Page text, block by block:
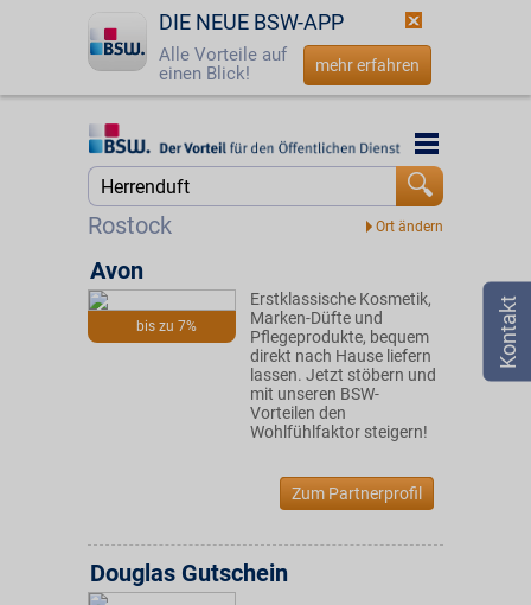
DIE NEUE BSW-APP
Alle Vorteile auf
einen Blick!
mehr erfahren
Startseite
☎ 0800 - 279 25 82
Rostock
Startseite
bis zu 7%
Avon
Erstklassische Kosmetik,
Marken-Düfte und
Pflegeprodukte, bequem
direkt nach Hause liefern
lassen. Jetzt stöbern und
mit unseren BSW-
Vorteilen den
Wohlfühlfaktor steigern!
Zum Partnerprofil
Douglas Gutschein